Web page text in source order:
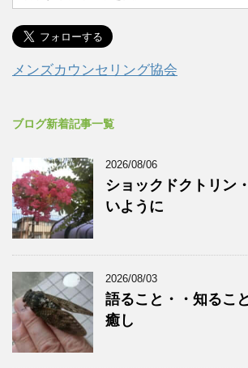
メンズカウンセリング協会
ブログ新着記事一覧
2026/08/06
ショックドクトリン
いように
2026/08/03
語ること・・知るこ
癒し